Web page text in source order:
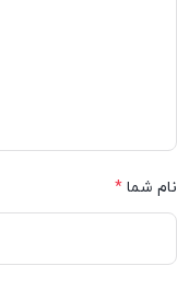
نام شما *